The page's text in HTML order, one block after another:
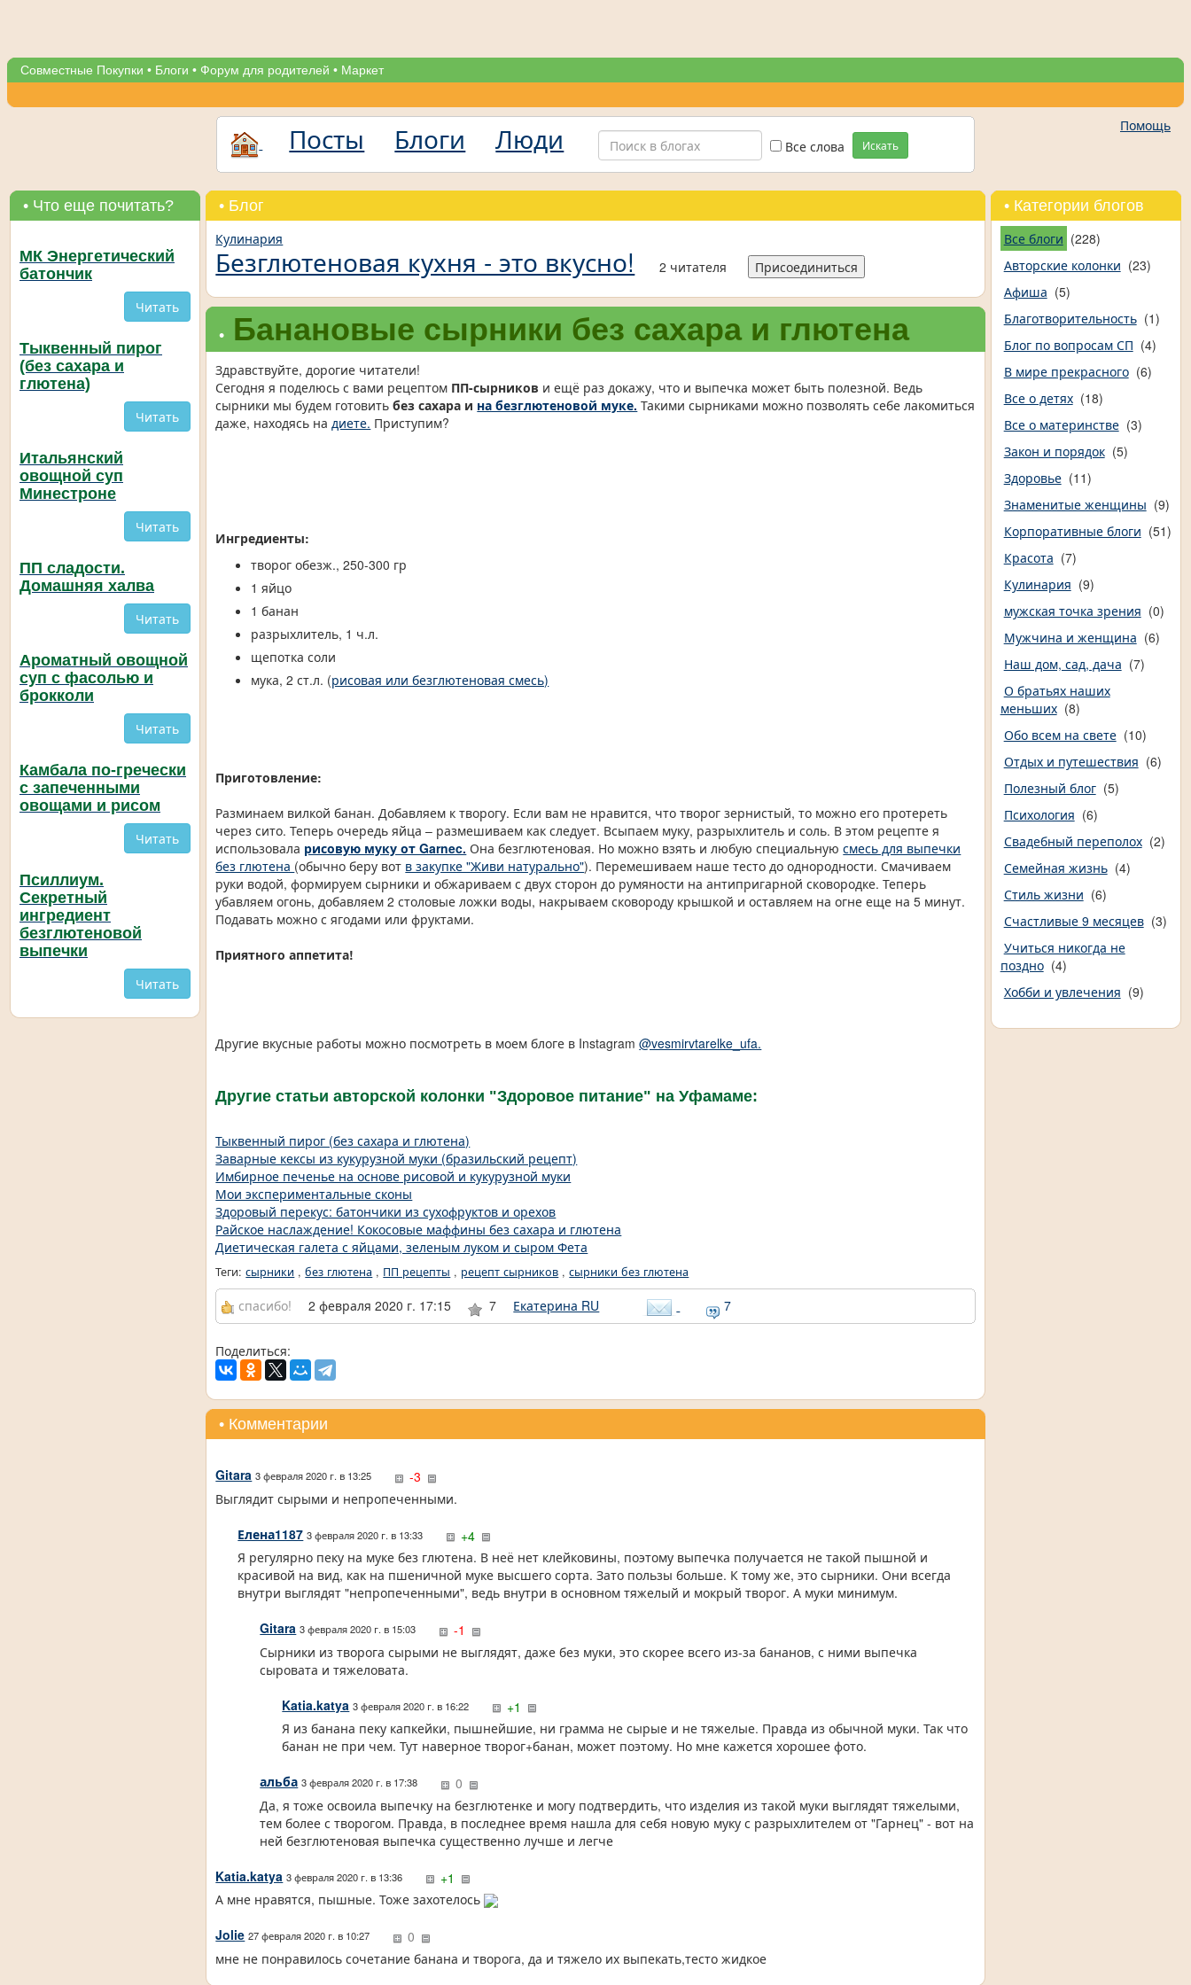
Совместные Покупки • Блоги • Форум для родителей • Маркет
Посты Блоги Люди Все слова Искать
Помощь
• Блог
Кулинария
Безглютеновая кухня - это вкусно! 2 читателя Присоединиться
• Банановые сырники без сахара и глютена
Здравствуйте, дорогие читатели!
Сегодня я поделюсь с вами рецептом ПП-сырников и ещё раз докажу, что и выпечка может быть полезной. Ведь
сырники мы будем готовитьбез сахара и на безглютеновой муке. Такими сырниками можно позволять себе лакомиться
даже, находясь надиете. Приступим?
Ингредиенты:
творог обезж., 250-300 гр
1 яйцо
1 банан
разрыхлитель, 1 ч.л.
щепотка соли
мука, 2 ст.л. (рисовая или безглютеновая смесь)
Приготовление:
Разминаем вилкой банан. Добавляем к творогу. Если вам не нравится, что творог зернистый, то можно его протереть
через сито. Теперь очередь яйца – размешиваем как следует. Всыпаем муку, разрыхлитель и соль. В этом рецепте я
использовала рисовую муку от Garnec. Она безглютеновая. Но можно взять и любую специальнуюсмесь для выпечки
без глютена (обычно беру вот в закупке "Живи натурально"). Перемешиваем наше тесто до однородности. Смачиваем
руки водой, формируем сырники и обжариваем с двух сторон до румяности на антипригарной сковородке. Теперь
убавляем огонь, добавляем 2 столовые ложки воды, накрываем сковороду крышкой и оставляем на огне еще на 5 минут.
Подавать можно с ягодами или фруктами.
Приятного аппетита!
Другие вкусные работы можно посмотреть в моем блоге в Instagram@vesmirvtarelke_ufa.
Другие статьи авторской колонки "Здоровое питание" на Уфамаме:
Тыквенный пирог (без сахара и глютена)
Заварные кексы из кукурузной муки (бразильский рецепт)
Имбирное печенье на основе рисовой и кукурузной муки
Мои экспериментальные сконы
Здоровый перекус: батончики из сухофруктов и орехов
Райское наслаждение! Кокосовые маффины без сахара и глютена
Диетическая галета с яйцами, зеленым луком и сыром Фета
Теги:сырники ,без глютена , ПП рецепты , рецепт сырников ,сырники без глютена
спасибо! 2 февраля 2020 г. 17:15 7 Екатерина RU 7
Поделиться:
• Комментарии
Gitara 3 февраля 2020 г. в 13:25
-3
Выглядит сырыми и непропеченными.
Елена1187 3 февраля 2020 г. в 13:33
+4
Я регулярно пеку на муке без глютена. В неё нет клейковины, поэтому выпечка получается не такой пышной и
красивой на вид, как на пшеничной муке высшего сорта. Зато пользы больше. К тому же, это сырники. Они всегда
внутри выглядят "непропеченными", ведь внутри в основном тяжелый и мокрый творог. А муки минимум.
Gitara 3 февраля 2020 г. в 15:03
-1
Сырники из творога сырыми не выглядят, даже без муки, это скорее всего из-за бананов, с ними выпечка
сыровата и тяжеловата.
Katia.katya 3 февраля 2020 г. в 16:22
+1
Я из банана пеку капкейки, пышнейшие, ни грамма не сырые и не тяжелые. Правда из обычной муки. Так что
банан не при чем. Тут наверное творог+банан, может поэтому. Но мне кажется хорошее фото.
альба 3 февраля 2020 г. в 17:38
0
Да, я тоже освоила выпечку на безглютенке и могу подтвердить, что изделия из такой муки выглядят тяжелыми,
тем более с творогом. Правда, в последнее время нашла для себя новую муку с разрыхлителем от "Гарнец" - вот на
ней безглютеновая выпечка существенно лучше и легче
Katia.katya 3 февраля 2020 г. в 13:36
+1
А мне нравятся, пышные. Тоже захотелось
Jolie 27 февраля 2020 г. в 10:27
0
мне не понравилось сочетание банана и творога, да и тяжело их выпекать,тесто жидкое
• Что еще почитать?
МК Энергетический
батончик
Читать
Тыквенный пирог
(без сахара и
глютена)
Читать
Итальянский
овощной суп
Минестроне
Читать
ПП сладости.
Домашняя халва
Читать
Ароматный овощной
суп с фасолью и
брокколи
Читать
Камбала по-гречески
с запеченными
овощами и рисом
Читать
Псиллиум.
Секретный
ингредиент
безглютеновой
выпечки
Читать
• Категории блогов
Все блоги (228)
Авторские колонки (23)
Афиша (5)
Благотворительность (1)
Блог по вопросам СП (4)
В мире прекрасного (6)
Все о детях (18)
Все о материнстве (3)
Закон и порядок (5)
Здоровье (11)
Знаменитые женщины (9)
Корпоративные блоги (51)
Красота (7)
Кулинария (9)
мужская точка зрения (0)
Мужчина и женщина (6)
Наш дом, сад, дача (7)
О братьях наших
меньших (8)
Обо всем на свете (10)
Отдых и путешествия (6)
Полезный блог (5)
Психология (6)
Свадебный переполох (2)
Семейная жизнь (4)
Стиль жизни (6)
Счастливые 9 месяцев (3)
Учиться никогда не
поздно (4)
Хобби и увлечения (9)